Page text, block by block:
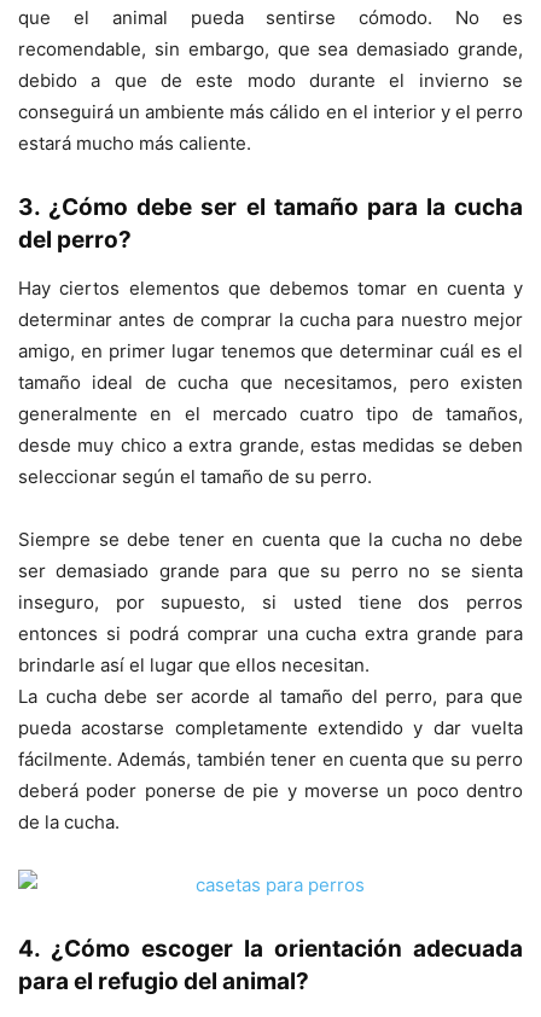
que el animal pueda sentirse cómodo. No es
recomendable, sin embargo, que sea demasiado grande,
debido a que de este modo durante el invierno se
conseguirá un ambiente más cálido en el interior y el perro
estará mucho más caliente.
3. ¿Cómo debe ser el tamaño para la cucha
del perro?
Hay ciertos elementos que debemos tomar en cuenta y
determinar antes de comprar la cucha para nuestro mejor
amigo, en primer lugar tenemos que determinar cuál es el
tamaño ideal de cucha que necesitamos, pero existen
generalmente en el mercado cuatro tipo de tamaños,
desde muy chico a extra grande, estas medidas se deben
seleccionar según el tamaño de su perro.
Siempre se debe tener en cuenta que la cucha no debe
ser demasiado grande para que su perro no se sienta
inseguro, por supuesto, si usted tiene dos perros
entonces si podrá comprar una cucha extra grande para
brindarle así el lugar que ellos necesitan.
La cucha debe ser acorde al tamaño del perro, para que
pueda acostarse completamente extendido y dar vuelta
fácilmente. Además, también tener en cuenta que su perro
deberá poder ponerse de pie y moverse un poco dentro
de la cucha.
4. ¿Cómo escoger la orientación adecuada
para el refugio del animal?